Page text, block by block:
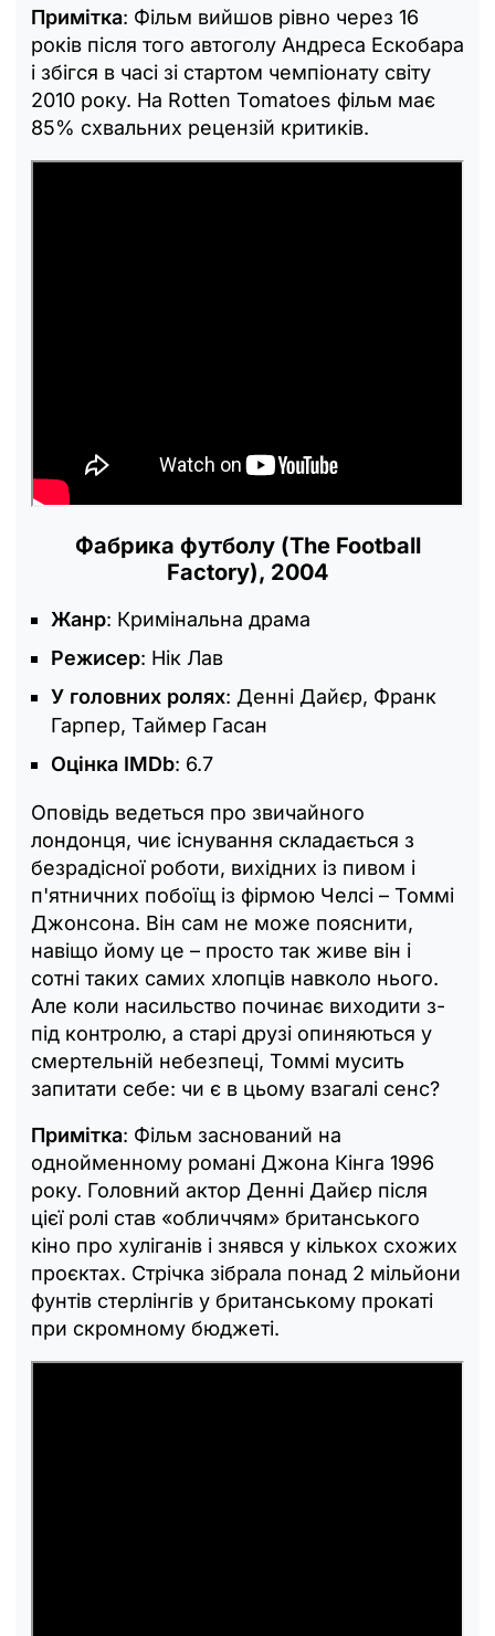
Примітка: Фільм вийшов рівно через 16
років після того автоголу Андреса Ескобара
і збігся в часі зі стартом чемпіонату світу
2010 року. На Rotten Tomatoes фільм має
85% схвальних рецензій критиків.
Фабрика футболу (The Football
Factory), 2004
Жанр: Кримінальна драма
Режисер: Нік Лав
У головних ролях: Денні Дайєр, Франк
Гарпер, Таймер Гасан
Оцінка IMDb: 6.7
Оповідь ведеться про звичайного
лондонця, чиє існування складається з
безрадісної роботи, вихідних із пивом і
п'ятничних побоїщ із фірмою Челсі – Томмі
Джонсона. Він сам не може пояснити,
навіщо йому це – просто так живе він і
сотні таких самих хлопців навколо нього.
Але коли насильство починає виходити з-
під контролю, а старі друзі опиняються у
смертельній небезпеці, Томмі мусить
запитати себе: чи є в цьому взагалі сенс?
Примітка: Фільм заснований на
однойменному романі Джона Кінга 1996
року. Головний актор Денні Дайєр після
цієї ролі став «обличчям» британського
кіно про хуліганів і знявся у кількох схожих
проєктах. Стрічка зібрала понад 2 мільйони
фунтів стерлінгів у британському прокаті
при скромному бюджеті.